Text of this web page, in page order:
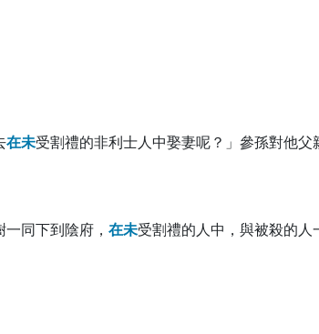
在未受割禮的非利士人中娶妻呢？」參孫對他
同下到陰府， 在未受割禮的人中，與被殺的